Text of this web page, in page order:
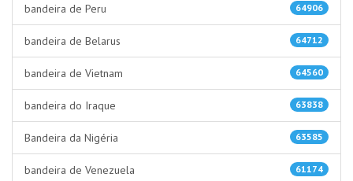
64906
bandeira de Peru
64712
bandeira de Belarus
64560
bandeira de Vietnam
63838
bandeira do Iraque
63585
Bandeira da Nigéria
61174
bandeira de Venezuela